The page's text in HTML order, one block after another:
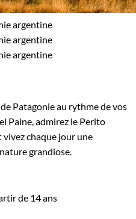
Patagonie au rythme de vos
Paine, admirez le Perito
vivez chaque jour une
grandiose.
de 14 ans